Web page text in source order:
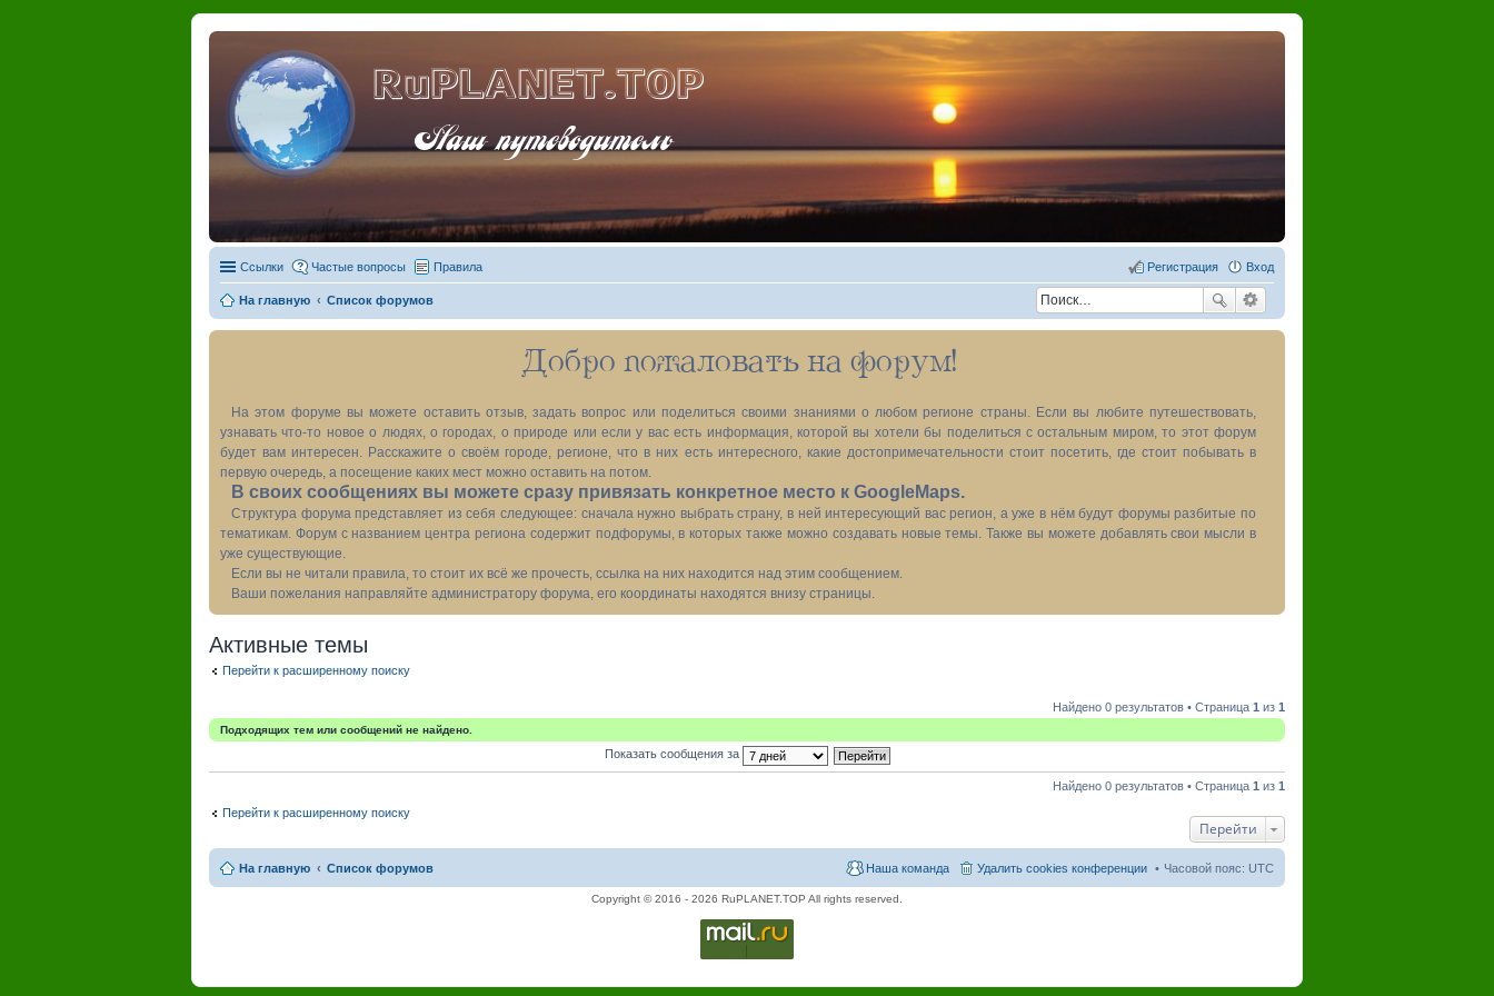
RuPLANET.TOP
Наш путеводитель
Ссылки Частые вопросы Правила Вход
Регистрация
На главную Список форумов
Добро пожаловать на форум!
На этом форуме вы можете оставить отзыв, задать вопрос или поделиться своими знаниями о любом регионе страны. Если вы любите путешествовать,
узнавать что-то новое о людях, о городах, о природе или если у вас есть информация, которой вы хотели бы поделиться с остальным миром, то этот форум
будет вам интересен. Расскажите о своём городе, регионе, что в них есть интересного, какие достопримечательности стоит посетить, где стоит побывать в
первую очередь, а посещение каких мест можно оставить на потом.
В своих сообщениях вы можете сразу привязать конкретное место к GoogleMaps.
Структура форума представляет из себя следующее: сначала нужно выбрать страну, в ней интересующий вас регион, а уже в нём будут форумы разбитые по
тематикам. Форум с названием центра региона содержит подфорумы, в которых также можно создавать новые темы. Также вы можете добавлять свои мысли в
уже существующие.
Если вы не читали правила, то стоит их всё же прочесть, ссылка на них находится над этим сообщением.
Ваши пожелания направляйте администратору форума, его координаты находятся внизу страницы.
Активные темы
Перейти к расширенному поиску
Найдено 0 результатов • Страница 1 из 1
Подходящих тем или сообщений не найдено.
Показать сообщения за
Найдено 0 результатов • Страница 1 из 1
Перейти к расширенному поиску
Перейти
На главную Список форумов Часовой пояс: UTC
Удалить cookies конференции
Наша команда
Copyright © 2016 - 2026 RuPLANET.TOP All rights reserved.